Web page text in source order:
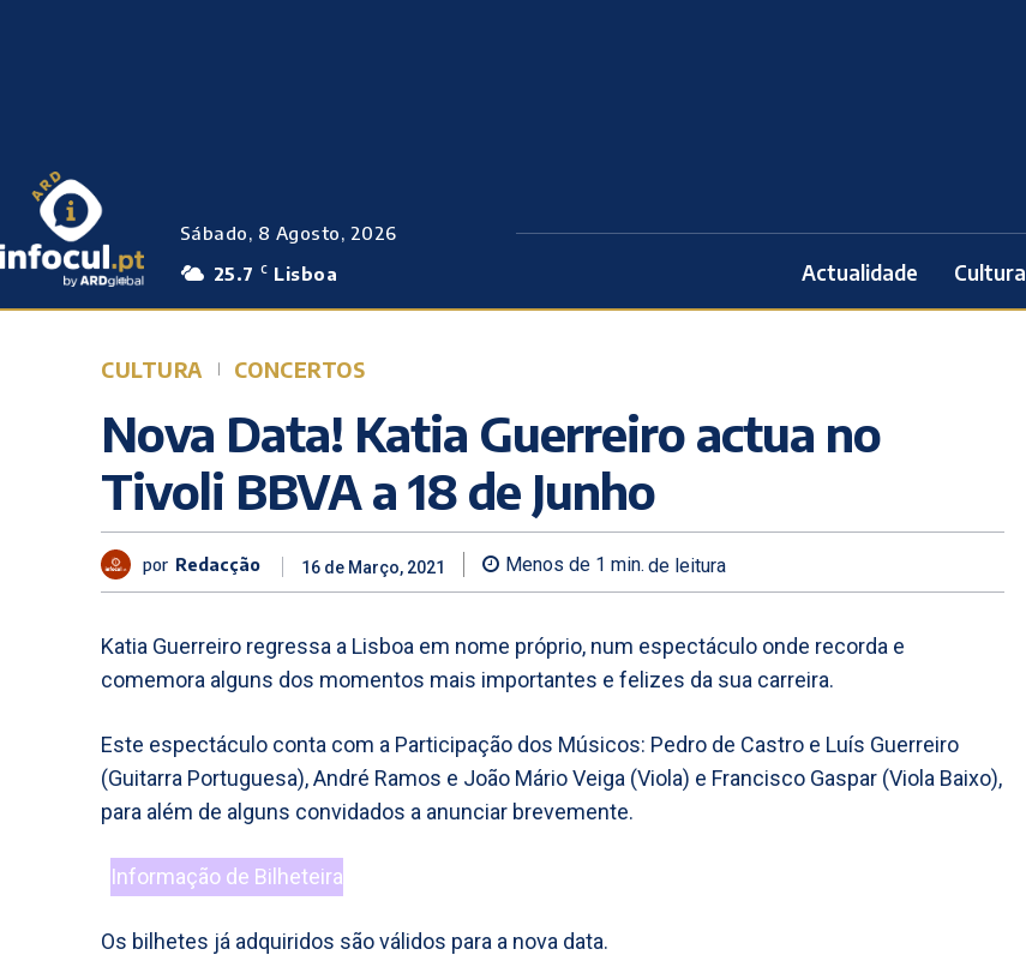
Sábado, 8 Agosto, 2026
25.7
C Lisboa Actualidade Cultura
CULTURA CONCERTOS
Nova Data! Katia Guerreiro actua no
Tivoli BBVA a 18 de Junho
por Redacção 16 de Março, 2021 Menos de 1 min. de leitura
Katia Guerreiro regressa a Lisboa em nome próprio, num espectáculo onde recorda e
comemora alguns dos momentos mais importantes e felizes da sua carreira.
Este espectáculo conta com a Participação dos Músicos: Pedro de Castro e Luís Guerreiro
(Guitarra Portuguesa), André Ramos e João Mário Veiga (Viola) e Francisco Gaspar (Viola Baixo),
para além de alguns convidados a anunciar brevemente.
Informação de Bilheteira
Os bilhetes já adquiridos são válidos para a nova data.